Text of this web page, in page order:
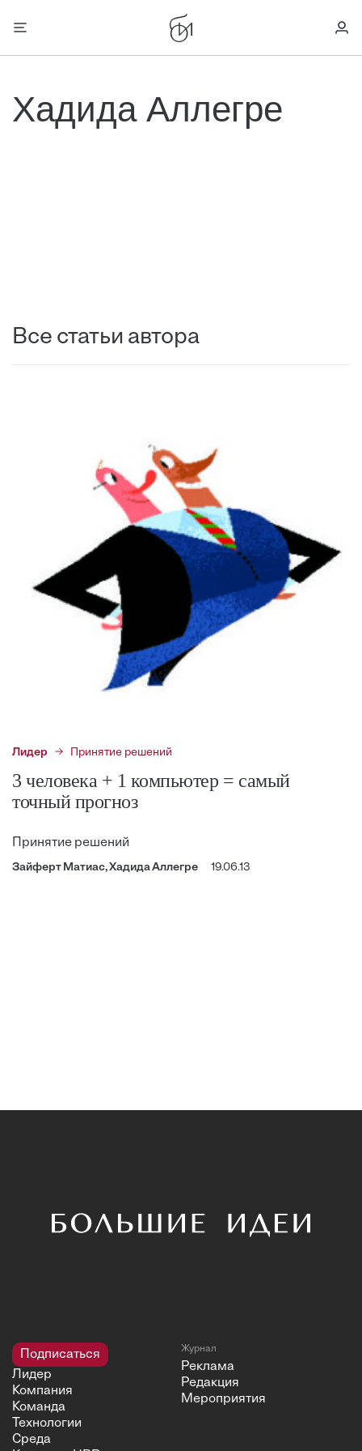
Хадида Аллегре
Все статьи автора
Лидер Принятие решений
3 человека + 1 компьютер = самый
точный прогноз
Принятие решений
Зайферт Матиас, Хадида Аллегре 19.06.13
Подписаться
Лидер
Компания
Команда
Технологии
Среда
Журнал
Реклама
Редакция
Мероприятия